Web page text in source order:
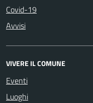
Covid-19
Avvisi
VIVERE IL COMUNE
Eventi
Luoghi